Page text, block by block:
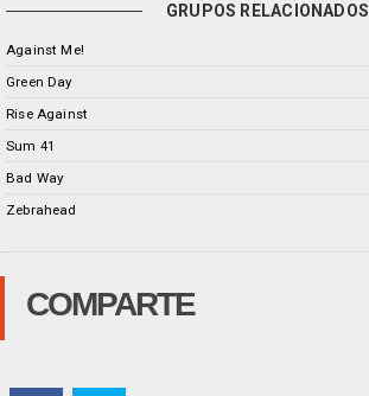
GRUPOS RELACIONADOS
Against Me!
Green Day
Rise Against
Sum 41
Bad Way
Zebrahead
COMPARTE